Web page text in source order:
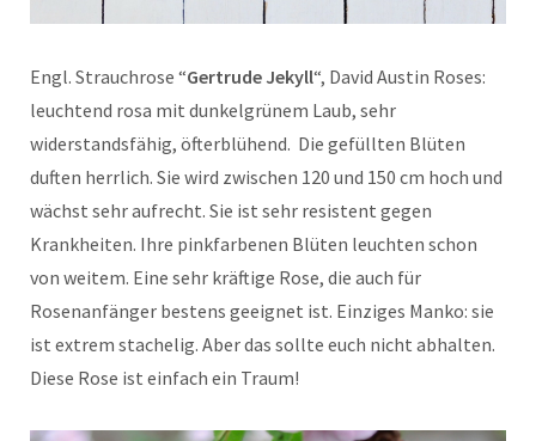
Engl. Strauchrose “Gertrude Jekyll“, David Austin Roses:
leuchtend rosa mit dunkelgrünem Laub, sehr
widerstandsfähig, öfterblühend. Die gefüllten Blüten
duften herrlich. Sie wird zwischen 120 und 150 cm hoch und
wächst sehr aufrecht. Sie ist sehr resistent gegen
Krankheiten. Ihre pinkfarbenen Blüten leuchten schon
von weitem. Eine sehr kräftige Rose, die auch für
Rosenanfänger bestens geeignet ist. Einziges Manko: sie
ist extrem stachelig. Aber das sollte euch nicht abhalten.
Diese Rose ist einfach ein Traum!